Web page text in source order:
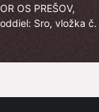
OR OS PREŠOV,
oddiel: Sro, vložka č.